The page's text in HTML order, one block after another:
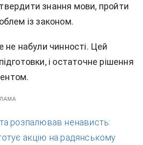
знання мови, пройти
із законом.
не набули чинності. Цей
і остаточне рішення
розпалював ненависть:
акцію на радянському